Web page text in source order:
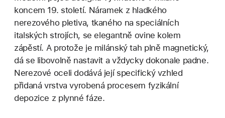
koncem 19. století. Náramek z hladkého
nerezového pletiva, tkaného na speciálních
italských strojích, se elegantně ovine kolem
zápěstí. A protože je milánský tah plně magnetický,
dá se libovolně nastavit a vždycky dokonale padne.
Nerezové oceli dodává její specifický vzhled
přidaná vrstva vyrobená procesem fyzikální
depozice z plynné fáze.